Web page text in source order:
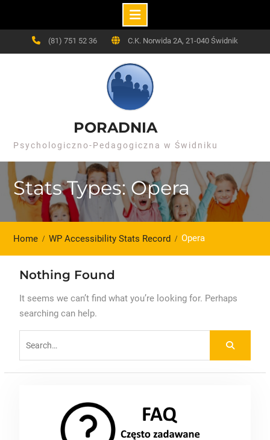
(81) 751 52 36 C.K. Norwida 2A, 21-040 Świdnik
PORADNIA
Psychologiczno-Pedagogiczna w Świdniku
Stats Types: Opera
Home WP Accessibility Stats Record Opera
Nothing Found
It seems we can’t find what you’re looking for. Perhaps
searching can help.
for: